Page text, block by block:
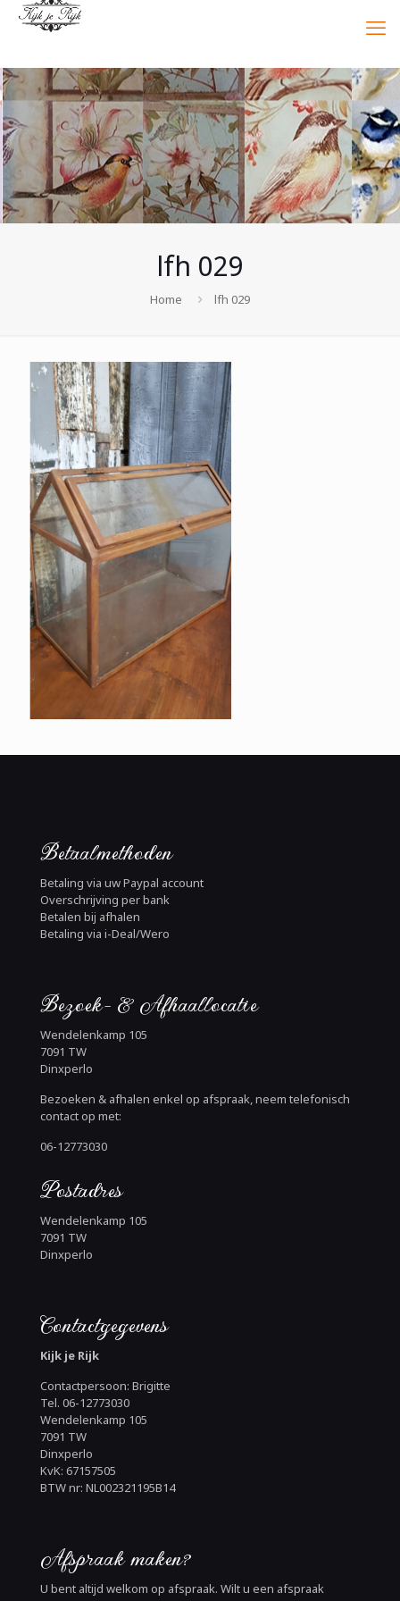
lfh 029
Home lfh 029
Betaalmethoden
Betaling via uw Paypal account
Overschrijving per bank
Betalen bij afhalen
Betaling via i-Deal/Wero
Bezoek- & Afhaallocatie
Wendelenkamp 105
7091 TW
Dinxperlo
Bezoeken & afhalen enkel op afspraak, neem telefonisch
contact op met:
06-12773030
Postadres
Wendelenkamp 105
7091 TW
Dinxperlo
Contactgegevens
Kijk je Rijk
Contactpersoon: Brigitte
Tel. 06-12773030
Wendelenkamp 105
7091 TW
Dinxperlo
KvK: 67157505
BTW nr: NL002321195B14
Afspraak maken?
U bent altijd welkom op afspraak. Wilt u een afspraak